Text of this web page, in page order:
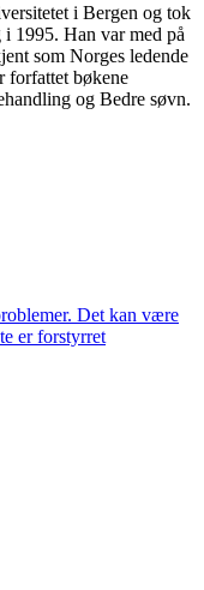
i Bergen og tok
1995. Han var med på
som Norges ledende
forfattet bøkene
og Bedre søvn.
Det kan være
er forstyrret